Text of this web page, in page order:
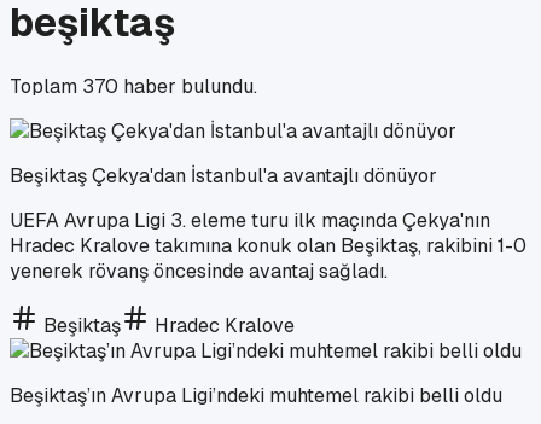
beşiktaş
Toplam 370 haber bulundu.
Beşiktaş Çekya'dan İstanbul'a avantajlı dönüyor
UEFA Avrupa Ligi 3. eleme turu ilk maçında Çekya'nın
Hradec Kralove takımına konuk olan Beşiktaş, rakibini 1-0
yenerek rövanş öncesinde avantaj sağladı.
Beşiktaş Hradec Kralove
Beşiktaş’ın Avrupa Ligi’ndeki muhtemel rakibi belli oldu